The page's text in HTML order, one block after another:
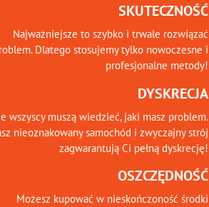
SKUTECZNOŚĆ
Najważniejsze to szybko i trwale rozwiązać
Dlatego stosujemy tylko nowoczesne i
profesjonalne metody!
DYSKRECJA
wszyscy muszą wiedzieć, jaki masz problem.
nieoznakowany samochód i zwyczajny strój
zagwarantują Ci pełną dyskrecję!
OSZCZĘDNOŚĆ
Możesz kupować w nieskończoność środki